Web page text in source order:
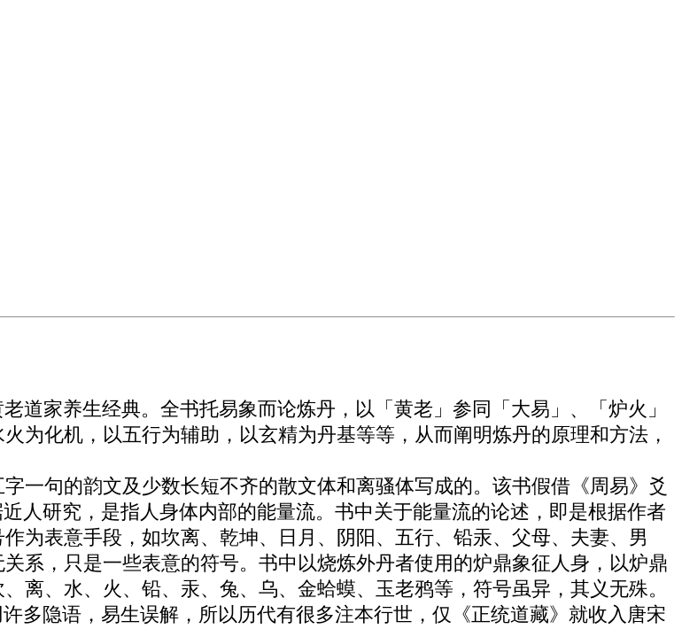
道家养生经典。全书托易象而论炼丹，以「黄老」参同「大易」、「炉火」
为化机，以五行为辅助，以玄精为丹基等等，从而阐明炼丹的原理和方法，
一句的韵文及少数长短不齐的散文体和离骚体写成的。该书假借《周易》爻
人研究，是指人身体内部的能量流。书中关于能量流的论述，即是根据作者
为表意手段，如坎离、乾坤、日月、阴阳、五行、铅汞、父母、夫妻、男
系，只是一些表意的符号。书中以烧炼外丹者使用的炉鼎象征人身，以炉鼎
离、水、火、铅、汞、兔、乌、金蛤蟆、玉老鸦等，符号虽异，其义无殊。
多隐语，易生误解，所以历代有很多注本行世，仅《正统道藏》就收入唐宋